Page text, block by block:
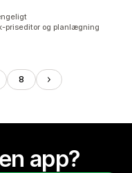
priseditor og planlægning
8
app?